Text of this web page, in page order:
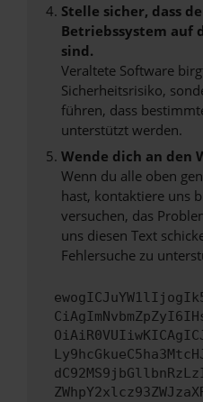
Stelle sicher, dass
Betriebssystem auf
sind.
Veraltete Software
Sicherheitsrisiko,
führen, dass
unterstützt werden.
Wende dich an den
Wenn du alle oben
hast, kontaktiere uns
versuchen, das
uns diesen Text
Fehlersuche zu